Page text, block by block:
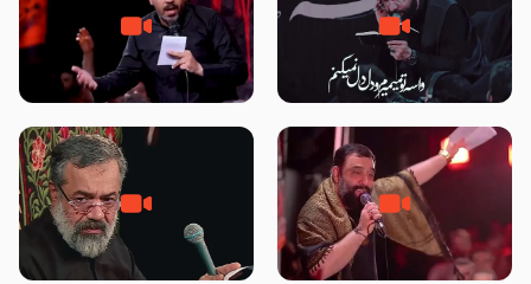
مصداق کربلا – حاج حسین سیب
سرخی
شور ، حسینا! به‌ حق زهرا «أُنْظُرْ
إِلَینا» – عزاداری شب هفتم ماه
جانا جانا ابی عبدالله – کربلایی جواد
مقدم – شب هشتم محرم 1448 –
مادر منم مثل تو خمیدم – حاج
محمود کریمی – شهادت حضرت